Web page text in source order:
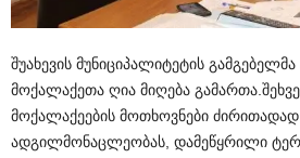
შუახევის მუნიციპალიტეტის
მოქალაქეთა ღია მიღება
მოქალაქეების მოთხოვნები ძირითადად
ადგილმონაცლეობას, დამეწყრილი